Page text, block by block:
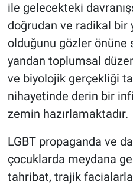
ile gelecekteki
doğrudan ve radikal
olduğunu gözler önüne
yandan toplumsal
ve biyolojik gerçekliği
nihayetinde derin bir
zemin hazırlamaktadır.
LGBT propaganda ve
çocuklarda meydana
tahribat, trajik